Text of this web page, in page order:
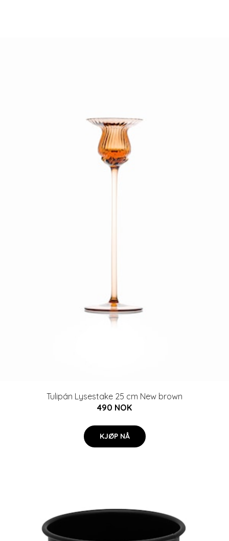
Tulipán Lysestake 25 cm New brown
490 NOK
KJØP NÅ